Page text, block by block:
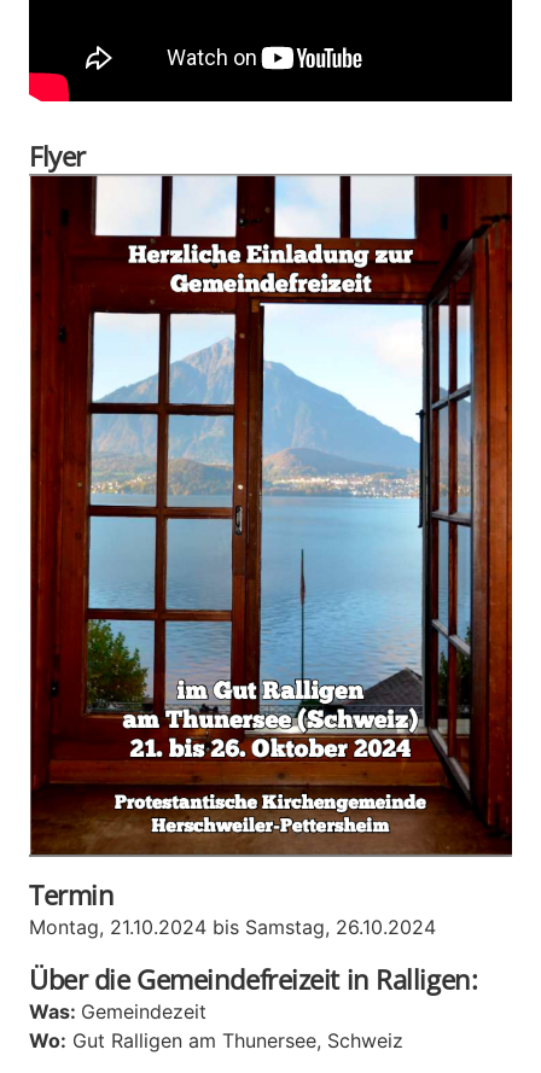
Flyer
Termin
Montag, 21.10.2024 bis Samstag, 26.10.2024
Über die Gemeindefreizeit in Ralligen:
Was: Gemeindezeit
Wo: Gut Ralligen am Thunersee, Schweiz